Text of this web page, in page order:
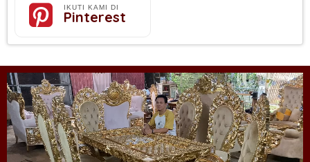
IKUTI KAMI DI
Pinterest